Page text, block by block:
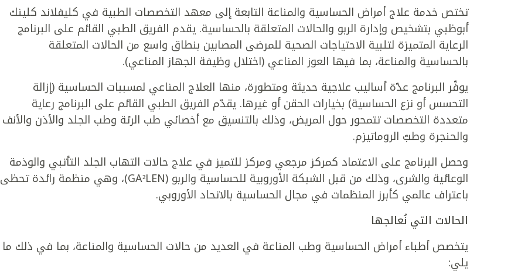
تختص خدمة علاج أمراض الحساسية والمناعة التابعة إلى معهد التخصصات الطبية في كليفلاند كلينك
أبوظبي بتشخيص وإدارة الربو والحالات المتعلقة بالحساسية. يقدم الفريق الطبي القائم على البرنامج
الرعاية المتميزة لتلبية الاحتياجات الصحية للمرضى المصابين بنطاق واسع من الحالات المتعلقة
بالحساسية والمناعة، بما فيها العوز المناعي (اختلال وظيفة الجهاز المناعي).
يوفّر البرنامج عدّة أساليب علاجية حديثة ومتطورة، منها العلاج المناعي لمسببات الحساسية (إزالة
التحسس أو نزع الحساسية) بخيارات الحقن أو غيرها. يقدّم الفريق الطبي القائم على البرنامج رعاية
متعددة التخصصات تتمحور حول المريض، وذلك بالتنسيق مع أخصائي طب الرئة وطب الجلد والأذن والأنف
والحنجرة وطبّ الروماتيزم.
وحصل البرنامج على الاعتماد كمركز مرجعي ومركز للتميز في علاج حالات التهاب الجلد التأتبي والوذمة
الوعائية والشرى، وذلك من قبل الشبكة الأوروبية للحساسية والربو (GA²LEN)، وهي منظمة رائدة تحظى
باعتراف عالمي كأبرز المنظمات في مجال الحساسية بالاتحاد الأوروبي.
الحالات التي نُعالجها
يتخصص أطباء أمراض الحساسية وطب المناعة في العديد من حالات الحساسية والمناعة، بما في ذلك ما
يلي: